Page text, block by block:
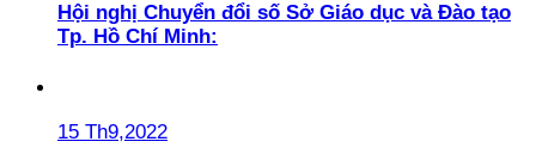
Hội nghị Chuyển đổi số Sở Giáo dục và Đào tạo
Tp. Hồ Chí Minh:
15 Th9,2022